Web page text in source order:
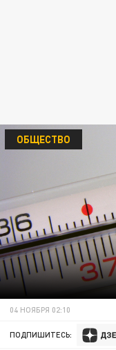
ОБЩЕСТВО
04 НОЯБРЯ 02:10
ПОДПИШИТЕСЬ: